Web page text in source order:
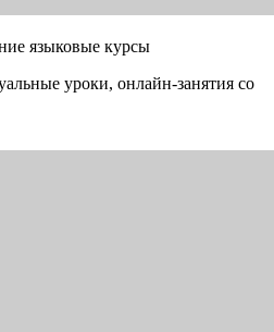
языковые курсы
уроки, онлайн-занятия со